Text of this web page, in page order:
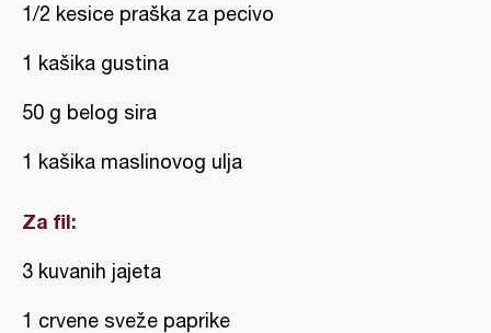
1/2 kesice praška za pecivo
1 kašika gustina
50 g belog sira
1 kašika maslinovog ulja
Za fil:
3 kuvanih jajeta
1 crvene sveže paprike